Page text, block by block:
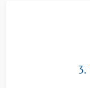
3.